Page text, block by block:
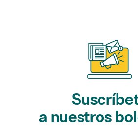
a nuestros